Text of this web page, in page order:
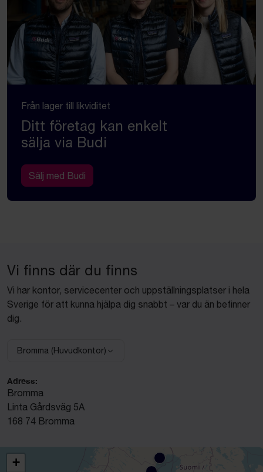
Från lager till likviditet
Ditt företag kan enkelt
sälja via Budi
Sälj med Budi
Vi finns där du finns
Vi har kontor, servicecenter och uppställningsplatser i hela
Sverige för att kunna hjälpa dig snabbt – var du än befinner
dig.
Välj anläggning:
Bromma (Huvudkontor)
Adress:
Bromma
Linta Gårdsväg 5A
168 74 Bromma
+